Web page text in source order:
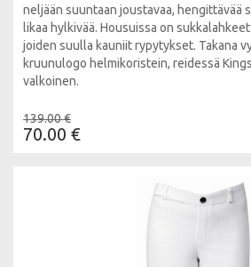
neljään suuntaan joustavaa, hengittävää
likaa hylkivää. Housuissa on
joiden suulla kauniit rypytykset. Takana
kruunulogo helmikoristein, reidessä
valkoinen.
139.00 €
70.00 €